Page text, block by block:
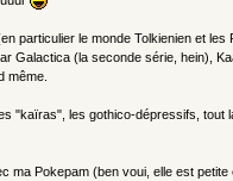
particulier le monde Tolkienien et les
Galactica (la seconde série, hein),
même.
"kaïras", les gothico-dépressifs, tout
ma Pokepam (ben voui, elle est